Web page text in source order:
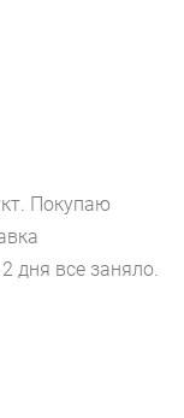
Покупаю
дня все заняло.